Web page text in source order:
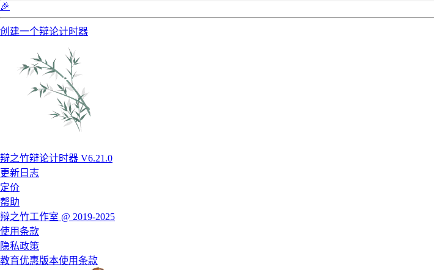
🎉
创建一个辩论计时器
辩之竹辩论计时器 V6.21.0
更新日志
定价
帮助
辩之竹工作室 @ 2019-2025
使用条款
隐私政策
教育优惠版本使用条款